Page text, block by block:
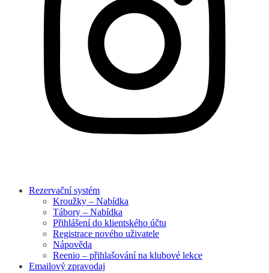
Rezervační systém
Kroužky – Nabídka
Tábory – Nabídka
Přihlášení do klientského účtu
Registrace nového uživatele
Nápověda
Reenio – přihlašování na klubové lekce
Emailový zpravodaj